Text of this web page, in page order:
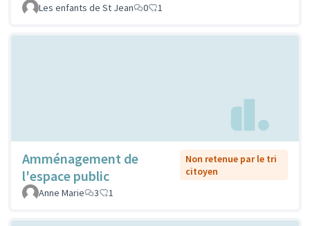
Les enfants de St Jean
0 1
Amménagement de
l'espace public
Non retenue par le tri
citoyen
Anne Marie
3 1